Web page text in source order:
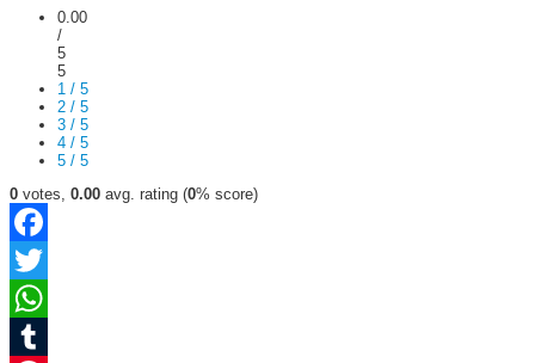
0.00
/
5
5
1 / 5
2 / 5
3 / 5
4 / 5
5 / 5
0 votes, 0.00 avg. rating (0% score)
Facebook
Twitter
WhatsApp